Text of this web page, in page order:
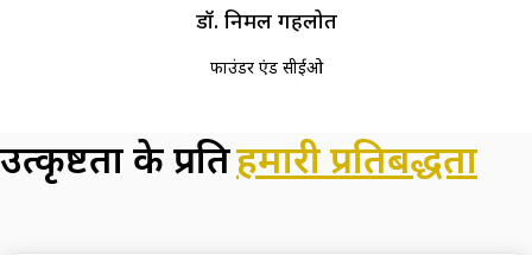
डॉ. निर्मल गहलोत
फाउंडर एंड सीईओ
उत्कृष्टता के प्रतिहमारी प्रतिबद्धता